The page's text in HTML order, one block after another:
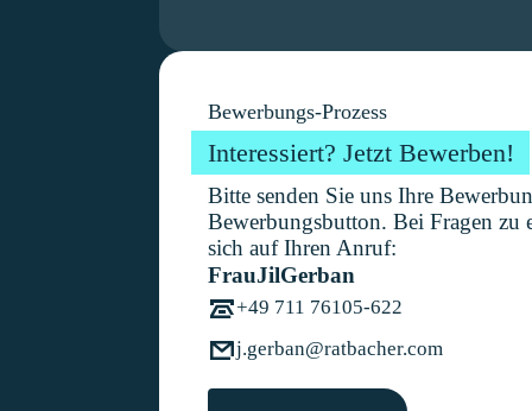
Bewerbungs-Prozess
Interessiert? Jetzt Bewerben!
Bitte senden Sie uns Ihre
Bewerbungsbutton. Bei Fragen zu
sich auf Ihren Anruf:
FrauJilGerban
+49 711 76105-622
j.gerban@ratbacher.com